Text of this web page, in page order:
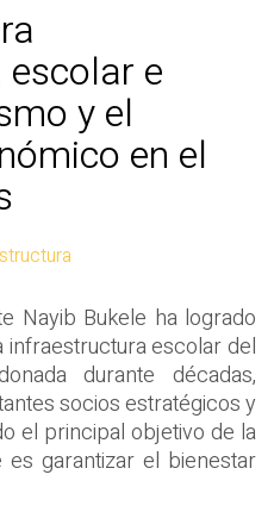
e
y el
en el
Nayib Bukele ha logrado
infraestructura escolar del
durante décadas,
socios estratégicos y
el principal objetivo de la
es garantizar el bienestar